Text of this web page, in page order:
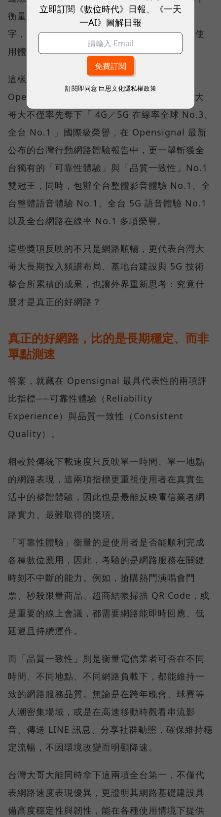
衡量「好網路」的標準，也逐漸從追求測速數
字，轉向任何時間、任何地點都能穩定連線的使
用體驗。
這樣的轉變，也反映在國際權威網路分析機構
Opensignal 公布的評比結果。今年初，台灣大
哥大不僅率先奪下「 4G／5G 在線率全球 No.3、
全台 No.1 」國際級榮譽，在 Opensignal 最新
公布的台灣行動網路體驗報告中，更一舉斬獲全
台獨有的「可靠性體驗」與「品質一致性」No.1
雙冠王，同時，包辦全台整體影音體驗 No.1、全
台整體語音體驗 No.1、全台 5G 語音體驗 No.1
以及全台網路在線率 No.1 多項榮譽。
這些獎項反映的不只是網路順暢，更代表台灣大
哥大長期投入頻譜布局、基地台建設與 5G 技術
整合所累積的成果，也讓外界重新思考：究竟什
麼才是真正的好網路？
真正的好網路，比的是長期穩定、而非
單點測速
答案，就藏在 Opensignal 最具代表性的兩項評
比指標──可靠性體驗（Reliability
Experience）與品質一致性（Consistent
Quality）。
相較於傳統下載速度只反映單一時間、單一地點
的網路表現，這兩項指標更重視使用者在真實生
活中的整體體驗，因此也是最能反映電信業者網
路實力、最難取得的獎項。
「可靠性體驗」衡量的是使用者是否能順利完成
各種數位應用，因此，考驗的是網路服務在關鍵
時刻不中斷的能力。例如，搶購熱門演唱會門
票、秒殺限量商品、超商結帳掃描 QR Code，或
是重要的線上會議，都需要網路能即時回應、低
延遲且持續運作。
而「品質一致性」則是衡量電信業者可否在不同
時間、不同地點、不同網路負載下，都能維持一
致的網路服務品質。無論是在跨年晚會、球賽等
人潮密集場域，或是在高速移動時觀看串流影
音、傳送 LINE 訊息、分享社群動態，確保維持穩
定流暢，不因環境改變而明顯降速。
台灣大哥大能同時拿下這兩項全台第一，不僅代
表網路速度表現優異，更證明其網路基礎建設具
備高度穩定性與韌性，能在各種使用情境下提供
立即訂閱《數位時代》日報、《一天
一AI》圖解日報
訂閱即同意 巨思文化隱私權政策